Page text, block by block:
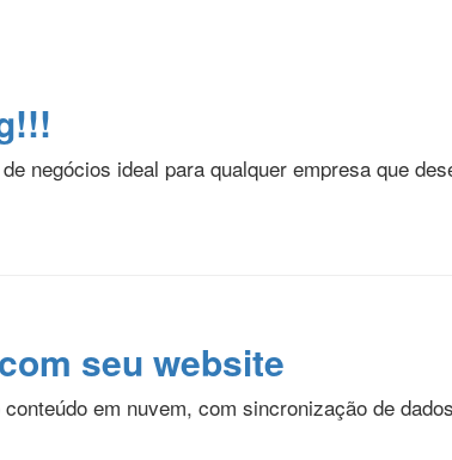
negócios ideal para qualquer empresa que
seu website
em nuvem, com sincronização de